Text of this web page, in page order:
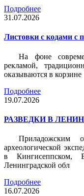
Подробнее
31.07.2026
Листовки c кодами с
На фоне
рекламой,
оказываются в корзине
Подробнее
19.07.2026
РАЗВЕДКИ В
Приладожским
археологической
в Кингисеппском,
Ленинградской обл
Подробнее
16.07.2026